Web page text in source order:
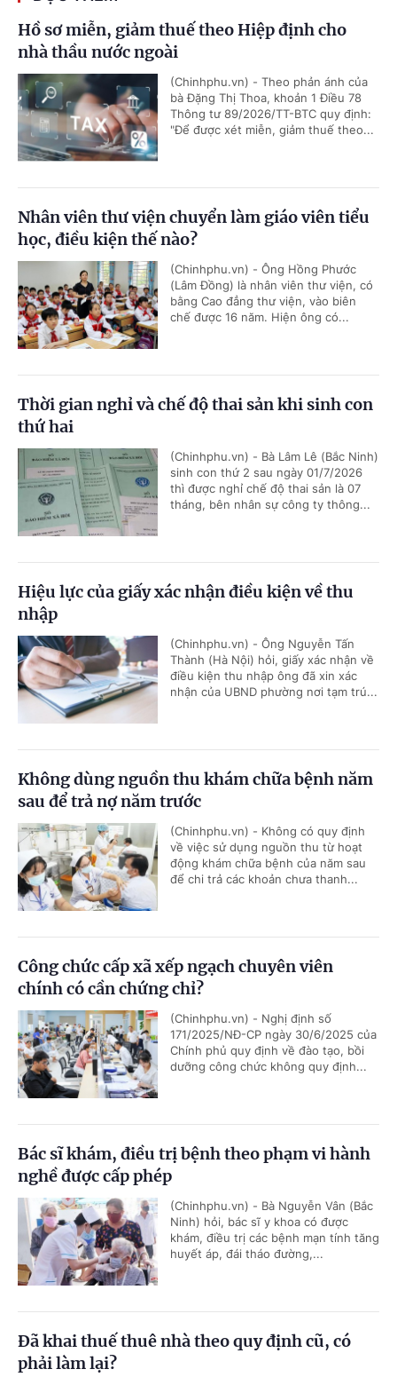
Hồ sơ miễn, giảm thuế theo Hiệp định cho
nhà thầu nước ngoài
(Chinhphu.vn) - Theo phản ánh của
bà Đặng Thị Thoa, khoản 1 Điều 78
Thông tư 89/2026/TT-BTC quy định:
"Để được xét miễn, giảm thuế theo...
Nhân viên thư viện chuyển làm giáo viên tiểu
học, điều kiện thế nào?
(Chinhphu.vn) - Ông Hồng Phước
(Lâm Đồng) là nhân viên thư viện, có
bằng Cao đẳng thư viện, vào biên
chế được 16 năm. Hiện ông có...
Thời gian nghỉ và chế độ thai sản khi sinh con
thứ hai
(Chinhphu.vn) - Bà Lâm Lê (Bắc Ninh)
sinh con thứ 2 sau ngày 01/7/2026
thì được nghỉ chế độ thai sản là 07
tháng, bên nhân sự công ty thông...
Hiệu lực của giấy xác nhận điều kiện về thu
nhập
(Chinhphu.vn) - Ông Nguyễn Tấn
Thành (Hà Nội) hỏi, giấy xác nhận về
điều kiện thu nhập ông đã xin xác
nhận của UBND phường nơi tạm trú...
Không dùng nguồn thu khám chữa bệnh năm
sau để trả nợ năm trước
(Chinhphu.vn) - Không có quy định
về việc sử dụng nguồn thu từ hoạt
động khám chữa bệnh của năm sau
để chi trả các khoản chưa thanh...
Công chức cấp xã xếp ngạch chuyên viên
chính có cần chứng chỉ?
(Chinhphu.vn) - Nghị định số
171/2025/NĐ-CP ngày 30/6/2025 của
Chính phủ quy định về đào tạo, bồi
dưỡng công chức không quy định...
Bác sĩ khám, điều trị bệnh theo phạm vi hành
nghề được cấp phép
(Chinhphu.vn) - Bà Nguyễn Vân (Bắc
Ninh) hỏi, bác sĩ y khoa có được
khám, điều trị các bệnh mạn tính tăng
huyết áp, đái tháo đường,...
Đã khai thuế thuê nhà theo quy định cũ, có
phải làm lại?